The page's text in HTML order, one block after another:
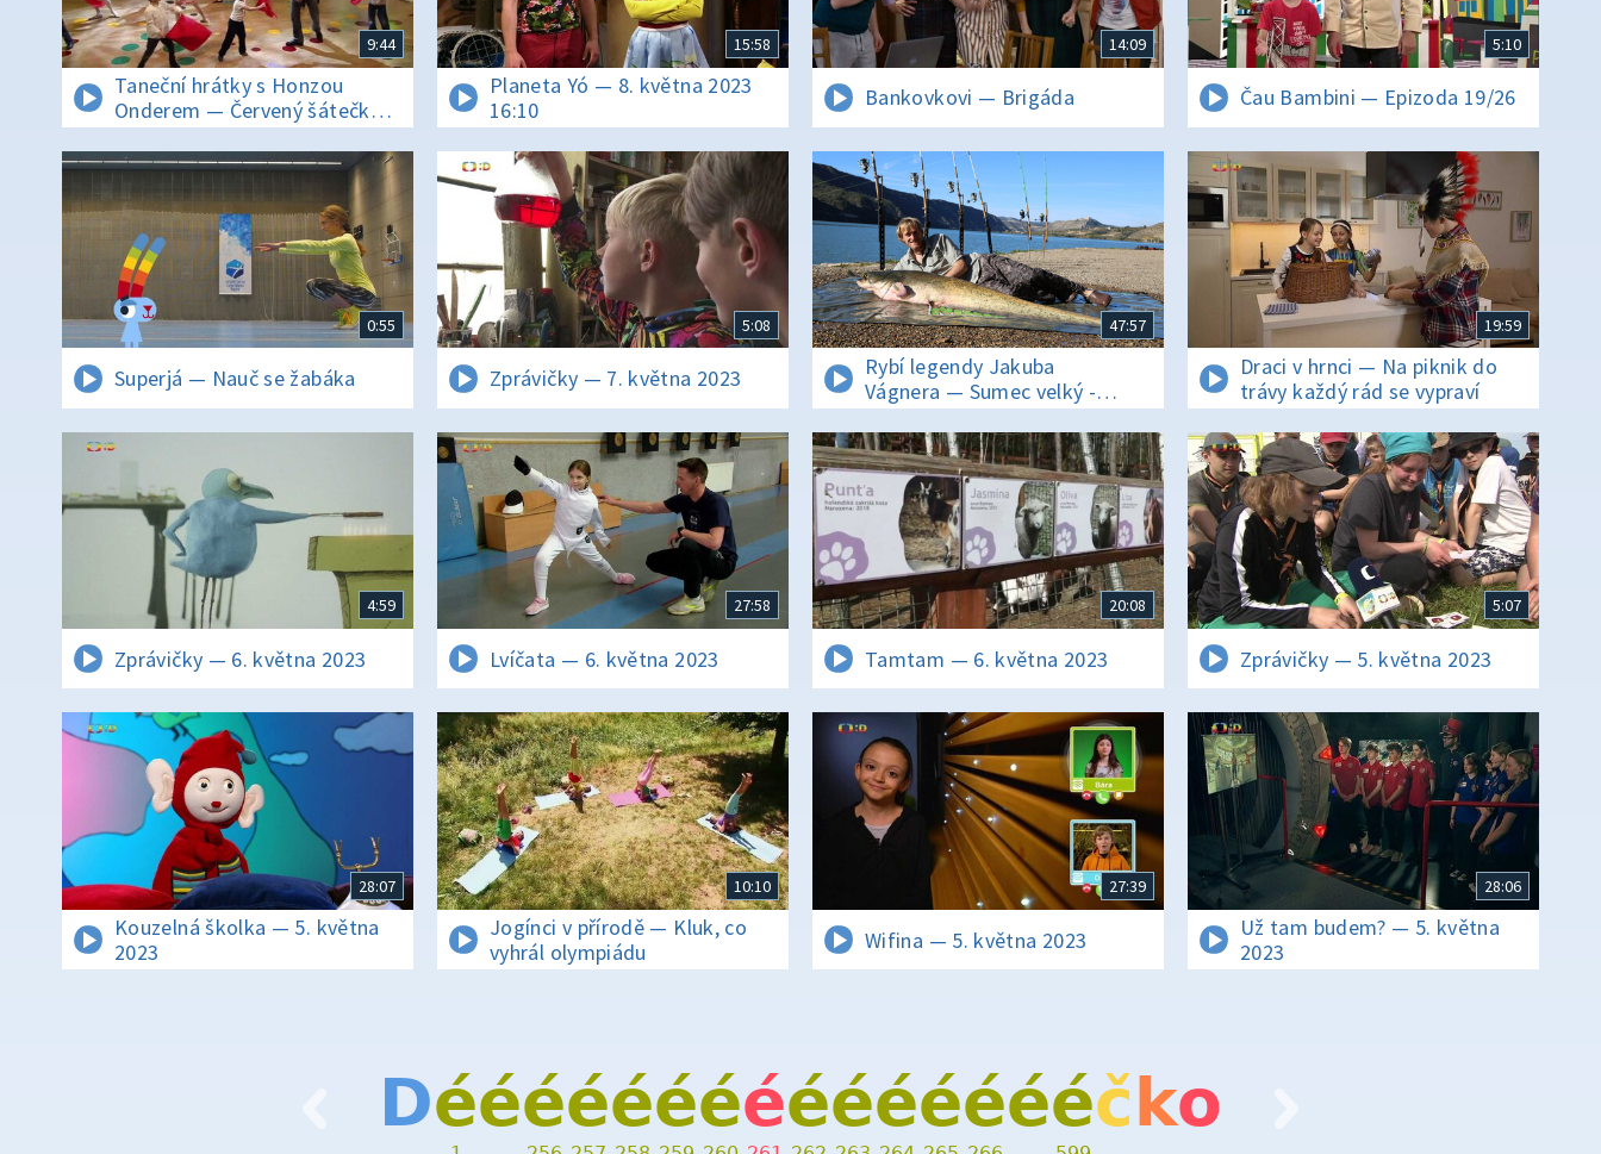
9:44
Taneční hrátky s Honzou
Onderem — Červený šátečku
kolem se toč
15:58
Planeta Yó — 8. května 2023
16:10
14:09
Bankovkovi — Brigáda
5:10
Čau Bambini — Epizoda 19/26
0:55
Superjá — Nauč se žabáka
5:08
Zprávičky — 7. května 2023
47:57
Rybí legendy Jakuba
Vágnera — Sumec velký -
Evropa
19:59
Draci v hrnci — Na piknik do
trávy každý rád se vypraví
4:59
Zprávičky — 6. května 2023
27:58
Lvíčata — 6. května 2023
20:08
Tamtam — 6. května 2023
5:07
Zprávičky — 5. května 2023
28:07
Kouzelná školka — 5. května
2023
10:10
Jogínci v přírodě — Kluk, co
vyhrál olympiádu
27:39
Wifina — 5. května 2023
28:06
Už tam budem? — 5. května
2023
Déééééééééééééééč ko